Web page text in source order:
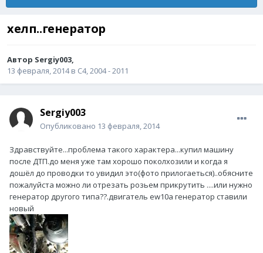
хелп..генератор
Автор Sergiy003,
13 февраля, 2014в С4, 2004 - 2011
Sergiy003
Опубликовано 13 февраля, 2014
Здравствуйте...проблема такого характера...купил машину
после ДТП.до меня уже там хорошо поколхозили и когда я
дошёл до проводки то увидил это(фото прилогаеться)..обясните
пожалуйста можно ли отрезать розьем прикрутить ....или нужно
генератор другого типа??.двигатель ew10a генератор ставили
новый